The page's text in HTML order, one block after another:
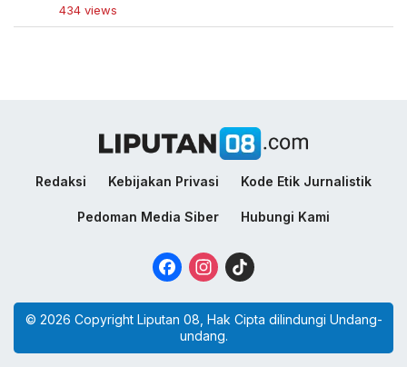
434 views
Redaksi Kebijakan Privasi Kode Etik Jurnalistik
Pedoman Media Siber Hubungi Kami
FacebookInstagram
© 2026 Copyright Liputan 08, Hak Cipta dilindungi Undang-
undang.